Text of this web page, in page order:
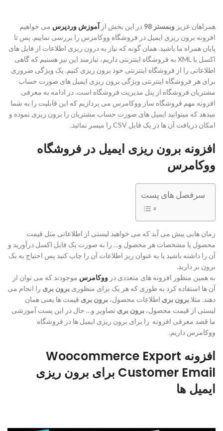
همراهان عزیز وبمستر 98 در این بخش از آموزش وردپرس می خواهیم
افزونه برون ریزی ایمیل در فروشگاه ووکامرس را بررسی نماییم. پس تا
پایان همراه ما باشید. همان گونه که نیاز به درون ریزی اطلاعات از فایل های
اکسل یا XML به فروشگاه اینترنتی داریم، نیازمند این نیز هستیم که گاهی
اطلاعاتی را از فروشگاه اینترنتی خود برون ریزی کنیم. یک ویژگی ضروری
برای هر فروشگاه اینترنتی ویژگی برون ریزی ایمیل های صورت حساب
مشتریان فروشگاه از پنل مدیریت فروشگاه است. در ادامه به معرفی
افزونه مهم فروشگاه ساز ووکامرس می پردازیم که این قابلیت را به شما
میدهد که میتوانید ایمیل های صورت حساب مشتریان را برون ریزی نموده و
امکان دریافت آن ها در یک فایل CSV را میسر نمائید.
افزونه برون ریزی ایمیل در فروشگاه
ووکامرس
سرفصل های پست
زمان هایی پیش می آید که می خواهید لیستی از اطلاعاتی مثل قیمت
محصول یا مشخصات هر محصول و… را به صورت یک فایل اکسل درآورید و
آن را داشته باشید یا به عنوان ریز اطلاعات آن را چاپ کنید پس احتیاج به یک
برون بر دارید.
به همین منظور افزونه های متعددی در ووکامرس موجودند که می توان از
آن ها استفاده کرد به طوری که هر یک برای منظوری برون بری را انجام می
دهند. مثلابرون بری اطلاعات محصول، برون بری قیمت ها یعنی همان
لیستی از قیمت محصول، برون بری تصاویر و… حال در این پست آموزشی
ما قصد معرفی افزونه را برای برون ریزی ایمیل ها در فروشگاه
ووکامرس داریم.
افزونه Woocommerce Export
Customer Email برای برون ریزی
ایمیل ها